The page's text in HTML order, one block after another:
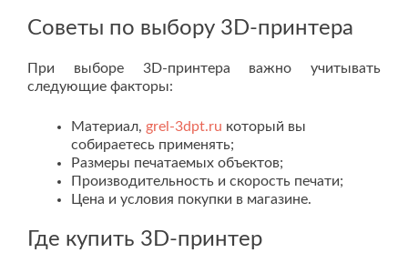
Советы по выбору 3D-принтера
При выборе 3D-принтера важно учитывать
следующие факторы:
Материал, grel-3dpt.ru который вы
собираетесь применять;
Размеры печатаемых объектов;
Производительность и скорость печати;
Цена и условия покупки в магазине.
Где купить 3D-принтер